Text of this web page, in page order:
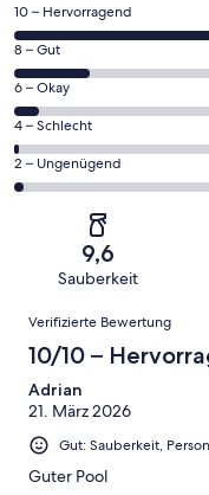
1012
von
insgesamt
1316
Gästebewertungen
haben
eine
Bewertung
Hervorragend
10 – Hervorragend
194
von
insgesamt
1316
Gästebewertungen
haben
Bewertung
Gut
8 – Gut
67
von
insgesamt
1316
Gästebewertungen
Bewertung
Okay
6 – Okay
19
von
insgesamt
Gästebewertungen
von
Schlecht
4 – Schlecht
24
von
insgesamt
Gästebewertungen
haben
eine
Bewertung
von
Ungenügend
2 – Ungenügend
9,6
Sauberkeit
Bewertungen
Verifizierte Bewertung
10/10 –
Adrian
21. März 2026
Gut: Sauberkeit,
Guter Pool